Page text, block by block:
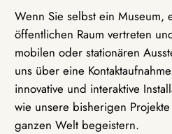
Wenn Sie selbst ein Museum,
öffentlichen Raum vertreten
mobilen oder stationären
uns über eine
innovative und interaktive
wie unsere bisherigen
ganzen Welt begeistern.